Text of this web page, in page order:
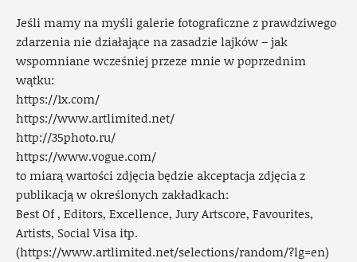
Jeśli mamy na myśli galerie fotograficzne z prawdziwego
zdarzenia nie działające na zasadzie lajków – jak
wspomniane wcześniej przeze mnie w poprzednim
wątku:
https://1x.com/
https://www.artlimited.net/
http://35photo.ru/
https://www.vogue.com/
to miarą wartości zdjęcia będzie akceptacja zdjęcia z
publikacją w określonych zakładkach:
Best Of , Editors, Excellence, Jury Artscore, Favourites,
Artists, Social Visa itp.
(https://www.artlimited.net/selections/random/?lg=en)